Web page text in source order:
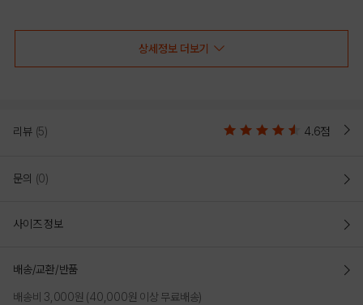
CAP(N225AP266P)
상세정보 더보기
리뷰 (5) 4.6점
문의 (0)
사이즈 정보
배송/교환/반품
배송비 3,000원 (40,000원 이상 무료배송)